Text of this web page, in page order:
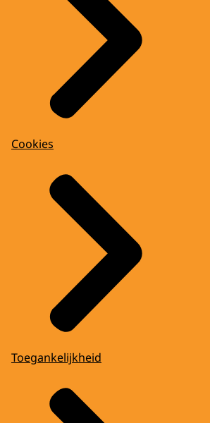
Cookies
Toegankelijkheid